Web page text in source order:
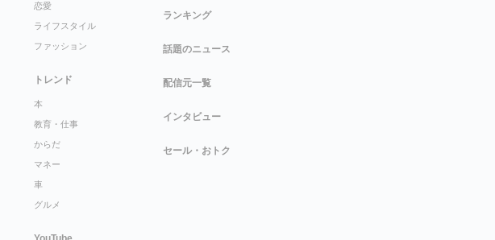
恋愛
ライフスタイル
ファッション
トレンド
本
教育・仕事
からだ
マネー
車
グルメ
ランキング
話題のニュース
配信元一覧
インタビュー
セール・おトク